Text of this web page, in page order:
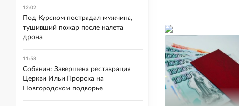
12:02
Под Курском пострадал мужчина,
тушивший пожар после налета
дрона
11:58
Собянин: Завершена реставрация
Церкви Ильи Пророка на
Новгородском подворье